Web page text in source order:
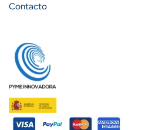
Contacto